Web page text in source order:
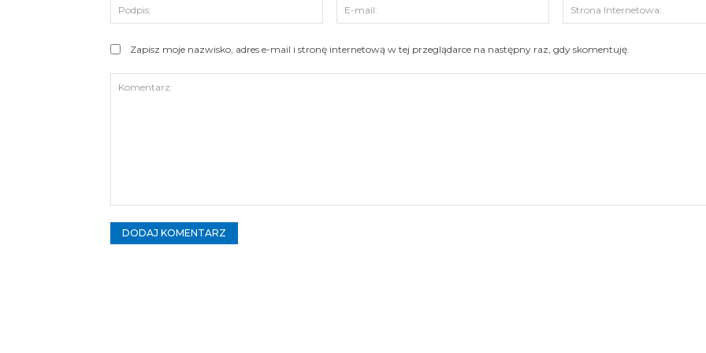
Podpis:
mail:
Zapisz moje nazwisko, adres e-mail i stronę internetową w tej przeglądarce na następny raz, gdy skomentuję.